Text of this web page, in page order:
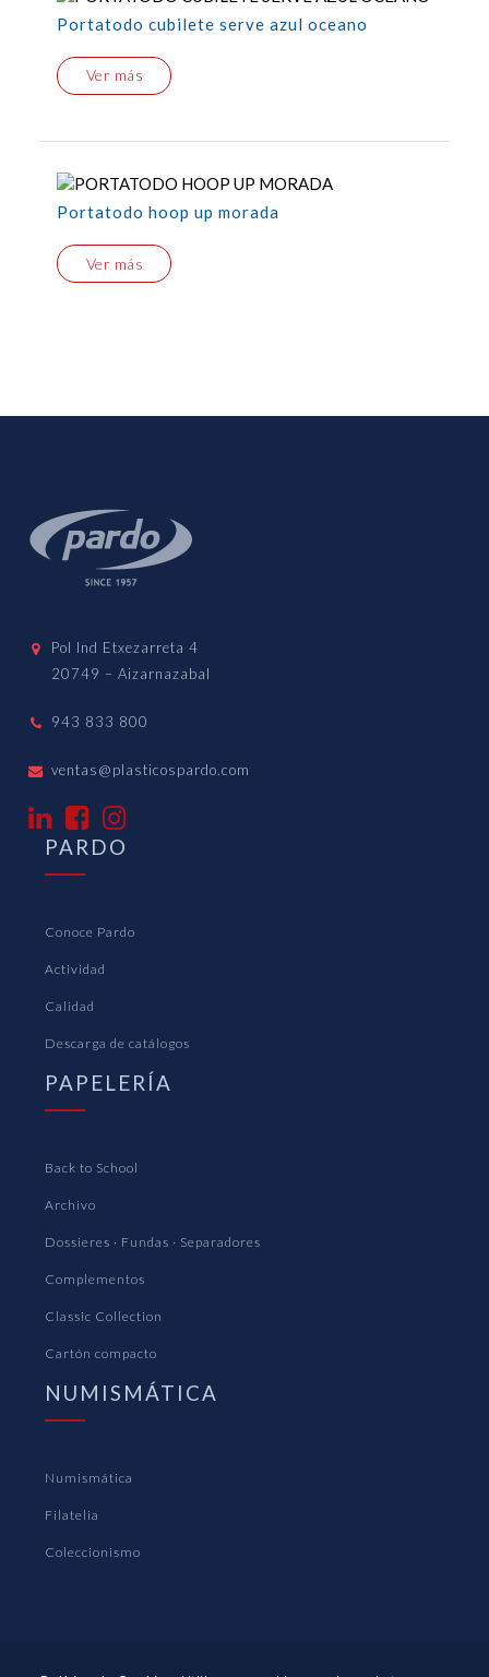
Portatodo cubilete serve azul oceano
Ver más
Portatodo hoop up morada
Ver más
Pol Ind Etxezarreta 4
20749 – Aizarnazabal
943 833 800
ventas@plasticospardo.com
PARDO
Conoce Pardo
Actividad
Calidad
Descarga de catálogos
PAPELERÍA
Back to School
Archivo
Dossieres · Fundas · Separadores
Complementos
Classic Collection
Cartón compacto
NUMISMÁTICA
Numismática
Filatelia
Coleccionismo